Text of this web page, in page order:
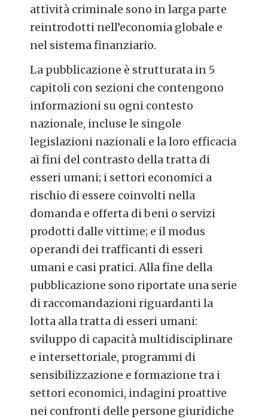
attività criminale sono in larga parte
reintrodotti nell’economia globale e
nel sistema finanziario.
La pubblicazione è strutturata in 5
capitoli con sezioni che contengono
informazioni su ogni contesto
nazionale, incluse le singole
legislazioni nazionali e la loro efficacia
ai fini del contrasto della tratta di
esseri umani; i settori economici a
rischio di essere coinvolti nella
domanda e offerta di beni o servizi
prodotti dalle vittime; e il modus
operandi dei trafficanti di esseri
umani e casi pratici. Alla fine della
pubblicazione sono riportate una serie
di raccomandazioni riguardanti la
lotta alla tratta di esseri umani:
sviluppo di capacità multidisciplinare
e intersettoriale, programmi di
sensibilizzazione e formazione tra i
settori economici, indagini proattive
nei confronti delle persone giuridiche